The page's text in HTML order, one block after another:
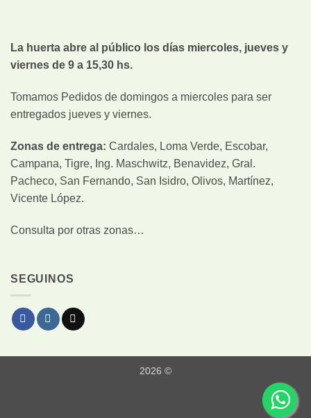
La huerta abre al público los días miercoles, jueves y
viernes de 9 a 15,30 hs.
Tomamos Pedidos de domingos a miercoles para ser
entregados jueves y viernes.
Zonas de entrega: Cardales, Loma Verde, Escobar,
Campana, Tigre, Ing. Maschwitz, Benavidez, Gral.
Pacheco, San Fernando, San Isidro, Olivos, Martínez,
Vicente López.
Consulta por otras zonas…
SEGUINOS
2026 ©